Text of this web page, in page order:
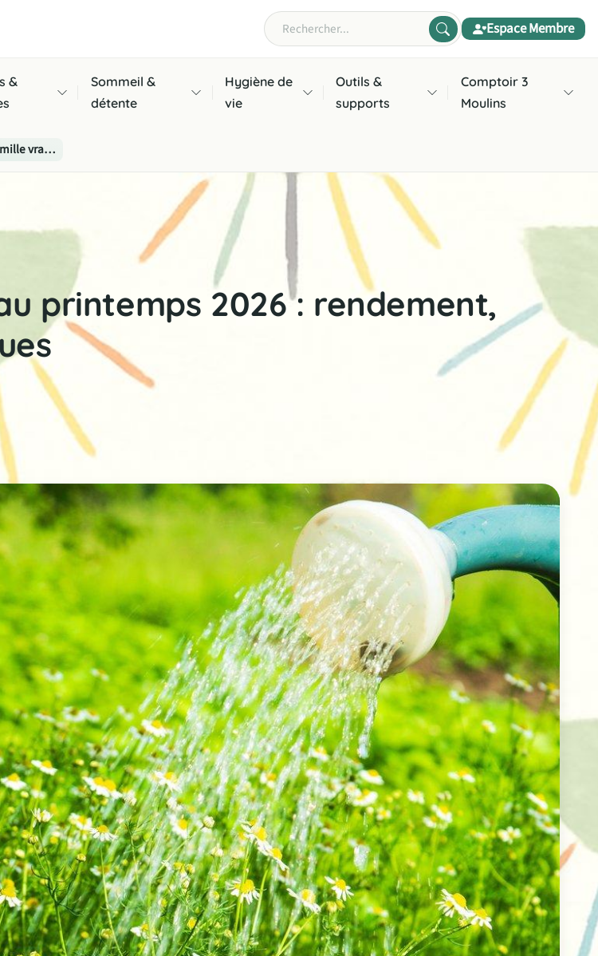
Rechercher
Espace Membre
&
Sommeil &
détente
Hygiène de
vie
Outils &
supports
Comptoir 3
Moulins
Cultiver la camomille vraie au printemps 2026 : rendement, espace et conseils écologiques
printemps 2026 : rendement,